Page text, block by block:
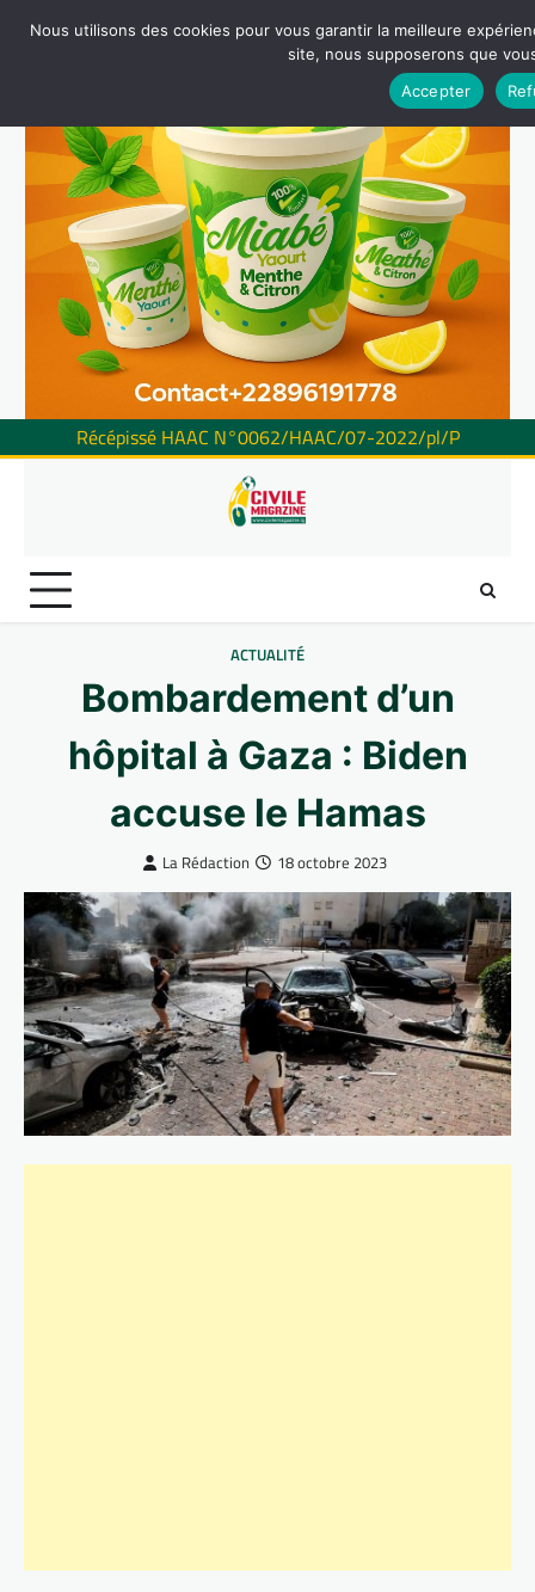
Récépissé HAAC N°0062/HAAC/07-2022/pl/P
ACTUALITÉ
Bombardement d’un
hôpital à Gaza : Biden
accuse le Hamas
La Rédaction 18 octobre 2023
Nous utilisons des cookies pour vous garantir la meilleure
site, nous supposerons que
Accepter